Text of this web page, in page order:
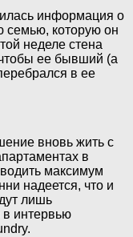
информация о
семью, которую он
неделе стена
ее бывший (а
в ее
вновь жить с
в
максимум
надеется, что и
лишь
в интервью